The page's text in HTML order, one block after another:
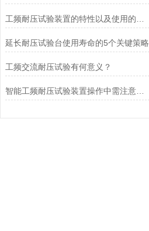
延长耐压试验台使用寿命的5个关键策略
工频交流耐压试验有何意义？
智能工频耐压试验装置操作中需注意的问题